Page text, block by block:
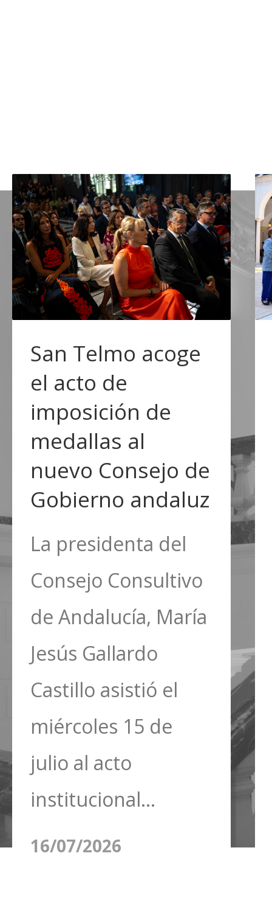
San Telmo acoge
el acto de
imposición de
medallas al
nuevo Consejo de
Gobierno andaluz
La presidenta del
Consejo Consultivo
de Andalucía, María
Jesús Gallardo
Castillo asistió el
miércoles 15 de
julio al acto
institucional...
16/07/2026